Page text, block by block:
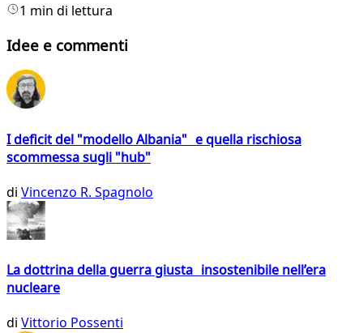
1 min di lettura
Idee e commenti
I deficit del "modello Albania" e quella rischiosa
scommessa sugli "hub"
di Vincenzo R. Spagnolo
La dottrina della guerra giusta insostenibile nell’era
nucleare
di Vittorio Possenti